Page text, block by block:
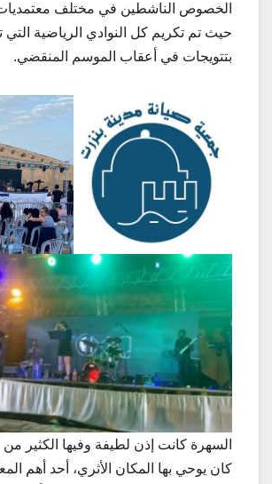
الخصوص الناشطين في مختلف معتمديات
حيث تم تكريم كل النوادي الرياضية التي
بتتويجات في أعقاب الموسم المنقضي.
السهرة كانت إذن لطيفة وفيها الكثير من
كان يوحي بها المكان الأثري، أحد أهم